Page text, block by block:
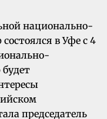
национально-
в Уфе с 4
председатель